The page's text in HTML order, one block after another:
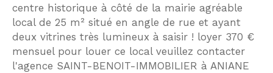
centre historique à côté de la mairie agréable
local de 25 m² situé en angle de rue et ayant
deux vitrines très lumineux à saisir ! loyer 370 €
mensuel pour louer ce local veuillez contacter
l'agence SAINT-BENOIT-IMMOBILIER à ANIANE